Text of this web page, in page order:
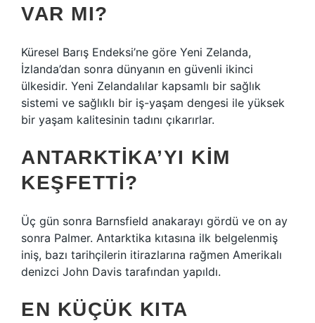
VAR MI?
Küresel Barış Endeksi’ne göre Yeni Zelanda,
İzlanda’dan sonra dünyanın en güvenli ikinci
ülkesidir. Yeni Zelandalılar kapsamlı bir sağlık
sistemi ve sağlıklı bir iş-yaşam dengesi ile yüksek
bir yaşam kalitesinin tadını çıkarırlar.
ANTARKTIKA’YI KIM
KEŞFETTI?
Üç gün sonra Barnsfield anakarayı gördü ve on ay
sonra Palmer. Antarktika kıtasına ilk belgelenmiş
iniş, bazı tarihçilerin itirazlarına rağmen Amerikalı
denizci John Davis tarafından yapıldı.
EN KÜÇÜK KITA